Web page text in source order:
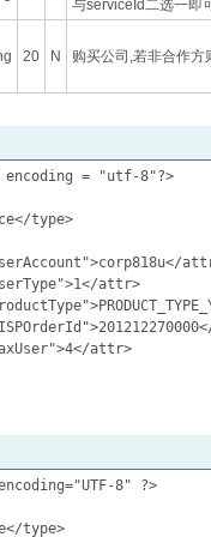
与serviceId二选一即
20 N 购买公司,若非合作
= "utf-8"?>
type>
attr>
attr>
8" ?>
type>